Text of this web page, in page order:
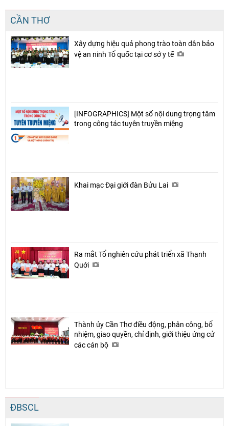
CẦN THƠ
Xây dựng hiệu quả phong trào toàn dân bảo
vệ an ninh Tổ quốc tại cơ sở y tế
[INFOGRAPHICS] Một số nội dung trọng tâm
trong công tác tuyên truyền miệng
Khai mạc Đại giới đàn Bửu Lai
Ra mắt Tổ nghiên cứu phát triển xã Thạnh
Quới
Thành ủy Cần Thơ điều động, phân công, bổ
nhiệm, giao quyền, chỉ định, giới thiệu ứng cử
các cán bộ
ĐBSCL